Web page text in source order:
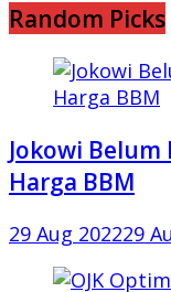
Random Picks
Jokowi
Harga BBM
29 Aug 202229